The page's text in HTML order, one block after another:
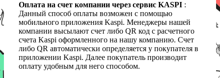
Оплата на счет компании через сервис KASPI :
Данный способ оплаты возможен с помощью
мобильного приложения Kaspi. Менеджеры нашей
компании высылают счет либо QR код с расчетного
счета Kaspi оформленного на нашу компанию. Счет
либо QR автоматически определяется у покупателя в
приложении Kaspi. Далее покупатель производит
оплату удобным для него способом.